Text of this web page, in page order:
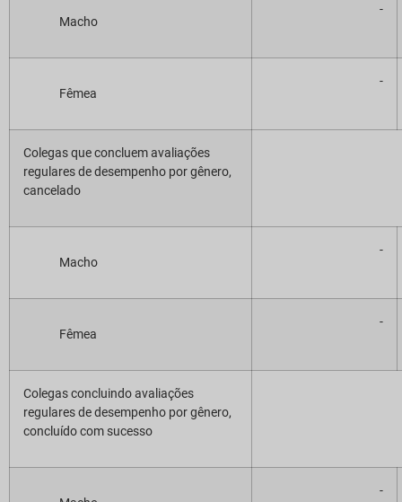
Macho
-
Fêmea
-
Colegas que concluem avaliações
regulares de desempenho por gênero,
cancelado
Macho
-
Fêmea
-
Colegas concluindo avaliações
regulares de desempenho por gênero,
concluído com sucesso
-